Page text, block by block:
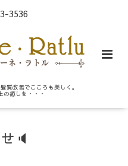
3536
改善でこころも美しく。
の癒しを・・・
🔈